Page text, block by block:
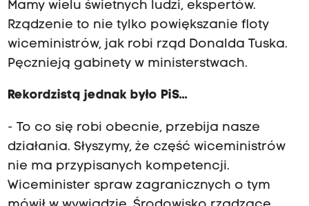
Mamy wielu świetnych ludzi, ekspertów.
Rządzenie to nie tylko powiększanie floty
wiceministrów, jak robi rząd Donalda Tuska.
Pęcznieją gabinety w ministerstwach.
Rekordzistą jednak było PiS...
- To co się robi obecnie, przebija nasze
działania. Słyszymy, że część wiceministrów
nie ma przypisanych kompetencji.
Wiceminister spraw zagranicznych o tym